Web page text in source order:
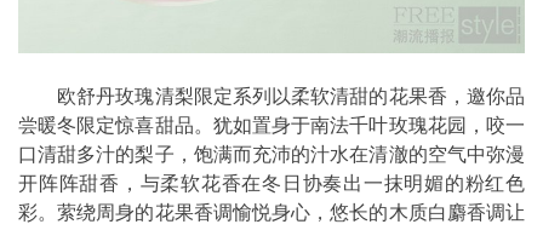
欧舒丹玫瑰清梨限定系列以柔软清甜的花果香，邀你品
尝暖冬限定惊喜甜品。犹如置身于南法千叶玫瑰花园，咬一
口清甜多汁的梨子，饱满而充沛的汁水在清澈的空气中弥漫
开阵阵甜香，与柔软花香在冬日协奏出一抹明媚的粉红色
彩。萦绕周身的花果香调愉悦身心，悠长的木质白麝香调让